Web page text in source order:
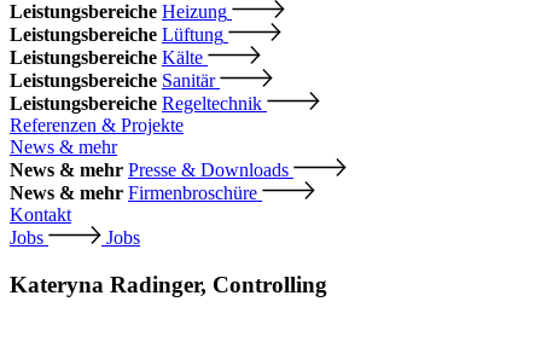
Leistungsbereiche Heizung
Leistungsbereiche Lüftung
Leistungsbereiche Kälte
Leistungsbereiche Sanitär
Leistungsbereiche Regeltechnik
Referenzen & Projekte
News & mehr
News & mehr Presse & Downloads
News & mehr Firmenbroschüre
Kontakt
Jobs
Jobs
Kateryna Radinger, Controlling